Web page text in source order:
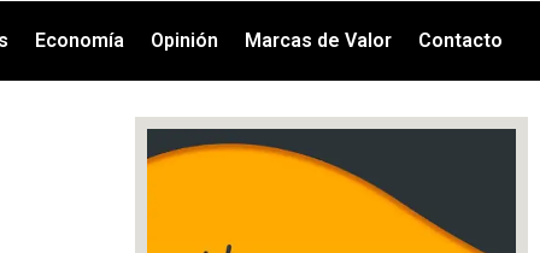
Economía Opinión Marcas de Valor Contacto